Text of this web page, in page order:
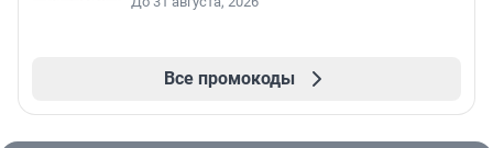
Все промокоды